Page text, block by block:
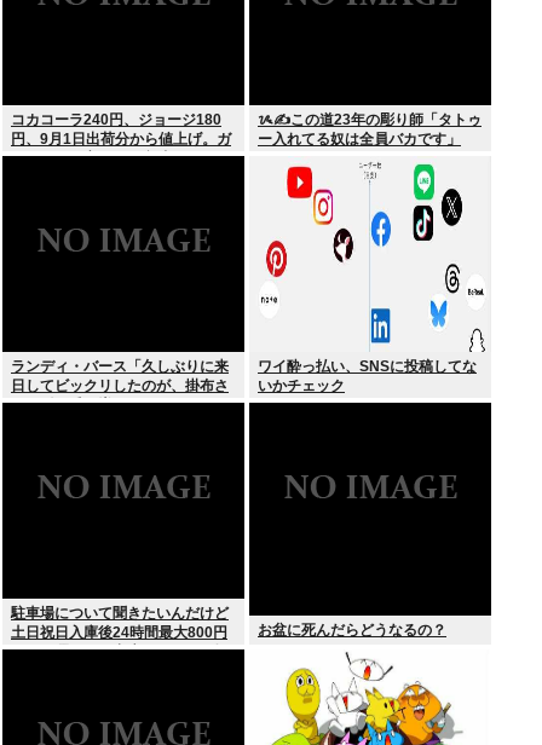
コカコーラ240円、ジョージ180
円、9月1日出荷分から値上げ。ガ
ソリンより高いとか意味不明すぎ
ᝰ✍この道23年の彫り師「タトゥ
ー入れてる奴は全員バカです」
ランディ・バース「久しぶりに来
日してビックリしたのが、掛布さ
んの髪の毛が増えていた。岡田さ
ワイ酔っ払い、SNSに投稿してな
いかチェック
駐車場について聞きたいんだけど
土日祝日入庫後24時間最大800円
って日曜いれて出庫日が平日の場
お盆に死んだらどうなるの？